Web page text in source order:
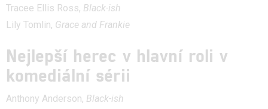
Tracee Ellis Ross, Black-ish
Lily Tomlin, Grace and Frankie
Nejlepší herec v hlavní roli v
komediální sérii
Anthony Anderson, Black-ish